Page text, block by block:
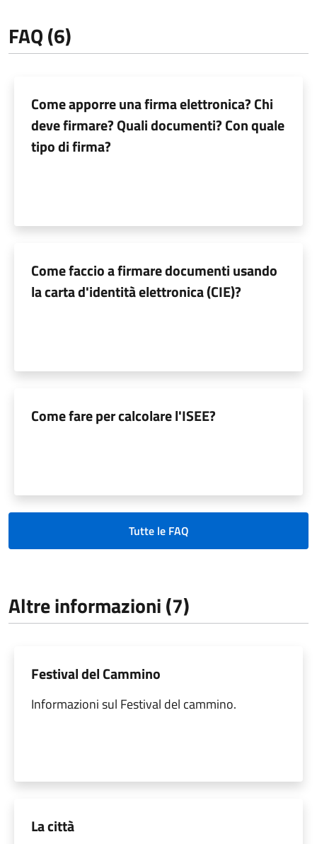
FAQ (6)
Come apporre una firma elettronica? Chi
deve firmare? Quali documenti? Con quale
tipo di firma?
Come faccio a firmare documenti usando
la carta d'identità elettronica (CIE)?
Come fare per calcolare l'ISEE?
Tutte le FAQ
Altre informazioni (7)
Festival del Cammino
Informazioni sul Festival del cammino.
La città